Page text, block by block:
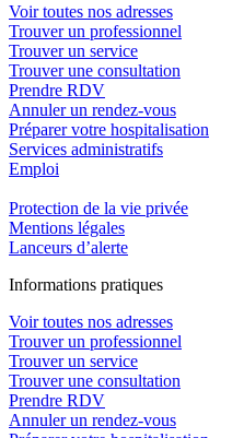
Voir toutes nos adresses
Trouver un professionnel
Trouver un service
Trouver une consultation
Prendre RDV
Annuler un rendez-vous
Préparer votre hospitalisation
Services administratifs
Emploi​
Protection de la vie privée
Mentions légales
Lanceurs d’alerte
Informations pratiques
Voir toutes nos adresses
Trouver un professionnel
Trouver un service
Trouver une consultation
Prendre RDV
Annuler un rendez-vous